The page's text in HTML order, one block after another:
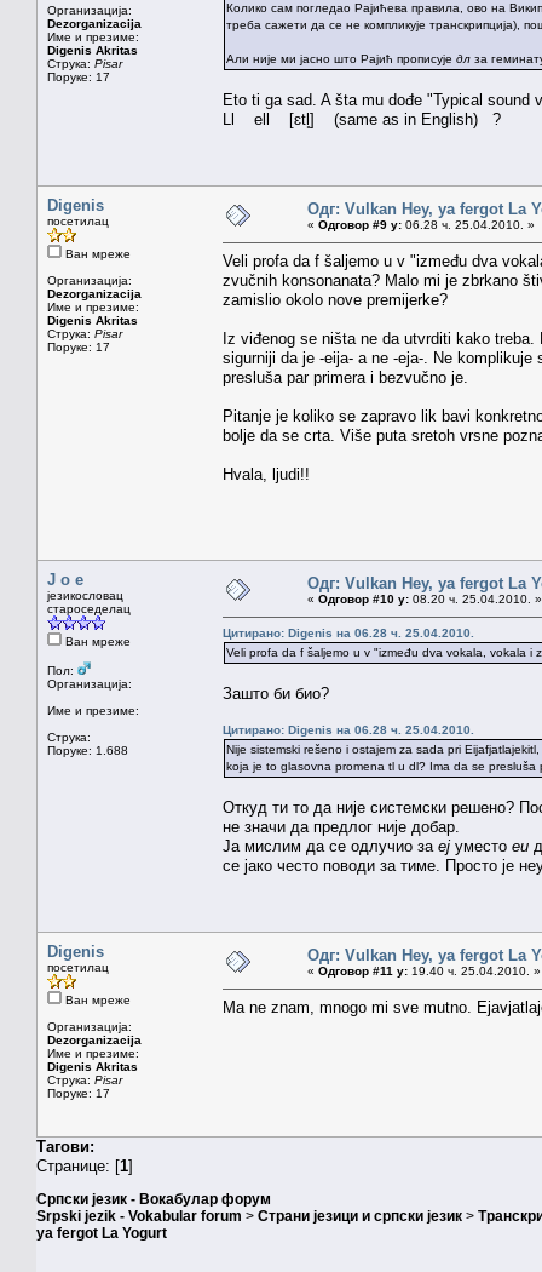
Организација:
Dezorganizacija
Име и презиме:
Digenis Akritas
Струка: Pisar
Поруке: 17
Колико сам погледао Рајићева правила, ово на
треба сажети да се не компликује транскрипција),
Али није ми јасно што Рајић прописује дл за
Eto ti ga sad. A šta mu dođe "Typical sound
Ll ell [ɛtl̥] (same as in English) ?
Digenis
посетилац
Ван мреже
Организација:
Dezorganizacija
Име и презиме:
Digenis Akritas
Струка: Pisar
Поруке: 17
Одг: Vulkan Hey, ya fergot La
« Одговор #9 у: 06.28 ч. 25.04.2010. »
Veli profa da f šaljemo u v "između dva
zvučnih konsonanata? Malo mi je zbrkano
zamislio okolo nove premijerke?
Iz viđenog se ništa ne da utvrditi kako
sigurniji da je -eija- a ne -eja-. Ne
presluša par primera i bezvučno je.
Pitanje je koliko se zapravo lik bavi
bolje da se crta. Više puta sretoh vrsne
Hvala, ljudi!!
J o e
језикословац
староседелац
Ван мреже
Пол:
Организација:
Име и презиме:
Струка:
Поруке: 1.688
Одг: Vulkan Hey, ya fergot La
« Одговор #10 у: 08.20 ч. 25.04.2010. »
Цитирано: Digenis на 06.28 ч. 25.04.2010.
Veli profa da f šaljemo u v "između dva vokala, vokala
Зашто би био?
Цитирано: Digenis на 06.28 ч. 25.04.2010.
Nije sistemski rešeno i ostajem za sada pri
koja je to glasovna promena tl u dl? Ima da se presluša
Откуд ти то да није системски решено?
не значи да предлог није добар.
Ја мислим да се одлучио за еј уместо еи
се јако често поводи за тиме. Просто је
Digenis
посетилац
Ван мреже
Организација:
Dezorganizacija
Име и презиме:
Digenis Akritas
Струка: Pisar
Поруке: 17
Одг: Vulkan Hey, ya fergot La
« Одговор #11 у: 19.40 ч. 25.04.2010. »
Ma ne znam, mnogo mi sve mutno.
Тагови:
Странице: [1]
Српски језик - Вокабулар форум
Srpski jezik - Vokabular forum > Страни језици и српски језик >
ya fergot La Yogurt